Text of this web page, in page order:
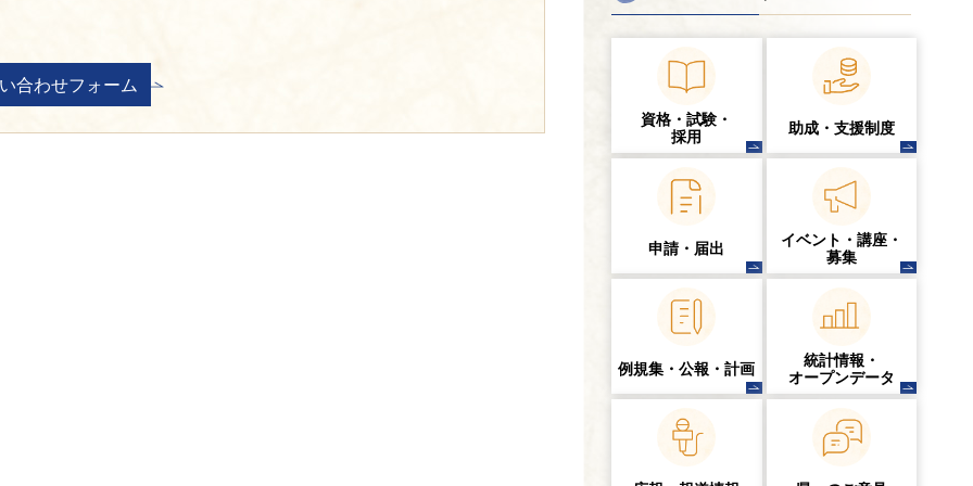
資格・試験・
採用
助成・支援制度
申請・届出
イベント・講座・
募集
例規集・公報・計画
統計情報・
オープンデータ